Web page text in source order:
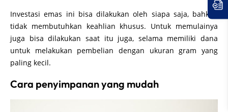
Investasi emas ini bisa dilakukan oleh siapa saja, bahkan
tidak membutuhkan keahlian khusus. Untuk memulainya
juga bisa dilakukan saat itu juga, selama memiliki dana
untuk melakukan pembelian dengan ukuran gram yang
paling kecil.
Cara penyimpanan yang mudah